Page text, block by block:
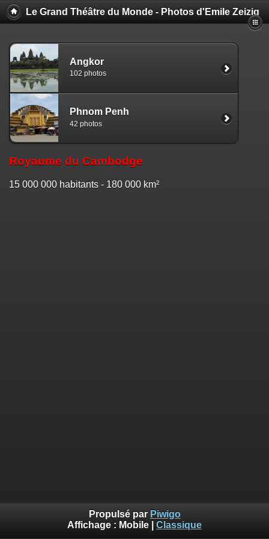
Le Grand Théâtre du Monde - Photos d'Emile Zeizig
Angkor
102 photos
Phnom Penh
42 photos
Royaume du Cambodge
15 000 000 habitants - 180 000 km²
Propulsé par Piwigo
Affichage : Mobile Classique